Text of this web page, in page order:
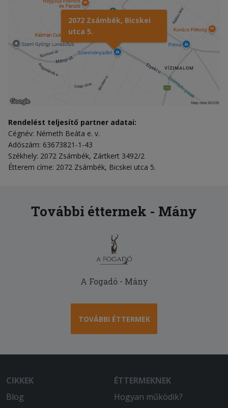
2072 Zsámbék, Bicskei
utca 5.
Rendelést teljesítő partner adatai:
Cégnév: Németh Beáta e. v.
Adószám: 63673821-1-43
Székhely: 2072 Zsámbék, Zártkert 3492/2
Étterem címe: 2072 Zsámbék, Bicskei utca 5.
További éttermek - Mány
A Fogadó - Mány
TOVÁBBI ÉTTERMEK
CIKKEK
Blog
ÉTTERMEKNEK
Hogyan működik?